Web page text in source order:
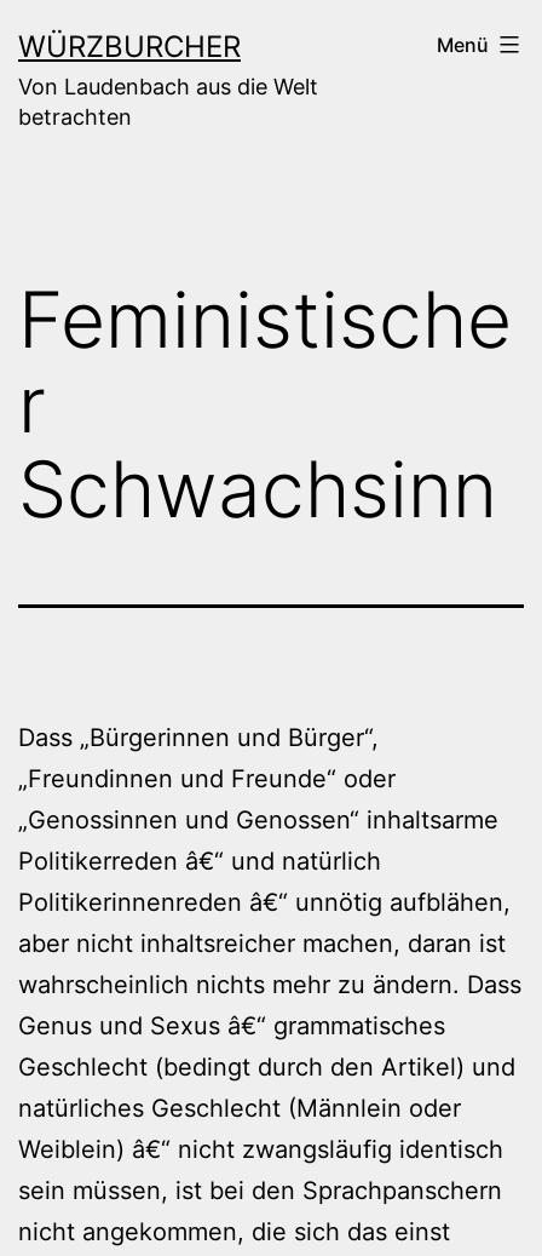
Inhalt
springen
WÜRZBURCHER
Von Laudenbach aus die Welt
betrachten
Menü
Feministische
r
Schwachsinn
Dass „Bürgerinnen und Bürger“,
„Freundinnen und Freunde“ oder
„Genossinnen und Genossen“ inhaltsarme
Politikerreden â€“ und natürlich
Politikerinnenreden â€“ unnötig aufblähen,
aber nicht inhaltsreicher machen, daran ist
wahrscheinlich nichts mehr zu ändern. Dass
Genus und Sexus â€“ grammatisches
Geschlecht (bedingt durch den Artikel) und
natürliches Geschlecht (Männlein oder
Weiblein) â€“ nicht zwangsläufig identisch
sein müssen, ist bei den Sprachpanschern
nicht angekommen, die sich das einst